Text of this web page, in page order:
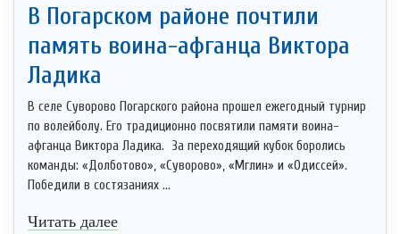
В Погарском районе почтили
память воина-афганца Виктора
Ладика
В селе Суворово Погарского района прошел ежегодный турнир
по волейболу. Его традиционно посвятили памяти воина-
афганца Виктора Ладика. За переходящий кубок боролись
команды: «Долботово», «Суворово», «Мглин» и «Одиссей».
Победили в состязаниях ...
Читать далее